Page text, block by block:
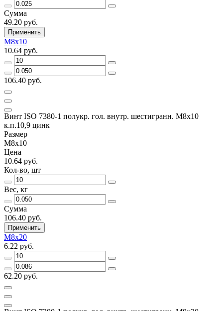
Сумма
49.20 руб.
Применить
М8х10
10.64 руб.
106.40 руб.
Винт ISO 7380-1 полукр. гол. внутр. шестигранн. М8х10
к.п.10,9 цинк
Размер
М8х10
Цена
10.64 руб.
Кол-во, шт
Вес, кг
Сумма
106.40 руб.
Применить
М8х20
6.22 руб.
62.20 руб.